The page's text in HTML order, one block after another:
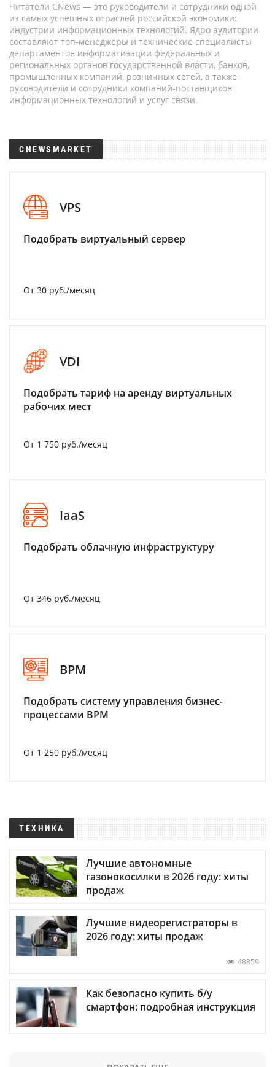
Читатели CNews — это руководители и сотрудники одной
из самых успешных отраслей российской экономики:
индустрии информационных технологий. Ядро аудитории
составляют топ-менеджеры и технические специалисты
департаментов информатизации федеральных и
региональных органов государственной власти, банков,
промышленных компаний, розничных сетей, а также
руководители и сотрудники компаний-поставщиков
информационных технологий и услуг связи.
CNEWSMARKET
VPS
Подобрать виртуальный сервер
От 30 руб./месяц
VDI
Подобрать тариф на аренду виртуальных
рабочих мест
От 1 750 руб./месяц
IaaS
Подобрать облачную инфраструктуру
От 346 руб./месяц
BPM
Подобрать систему управления бизнес-
процессами BPM
От 1 250 руб./месяц
ТЕХНИКА
Лучшие автономные
газонокосилки в 2026 году: хиты
продаж
Лучшие видеорегистраторы в
2026 году: хиты продаж
48859
Как безопасно купить б/у
смартфон: подробная инструкция